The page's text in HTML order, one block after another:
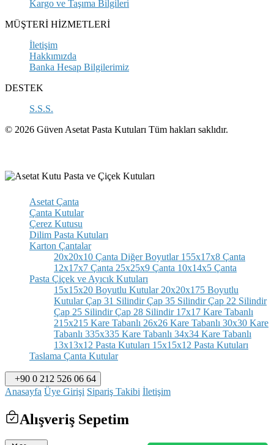
Kargo ve Taşıma Bilgileri
MÜŞTERİ HİZMETLERİ
İletişim
Hakkımızda
Banka Hesap Bilgilerimiz
DESTEK
S.S.S.
© 2026 Güven Asetat Pasta Kutuları Tüm hakları saklıdır.
Asetat Çanta
Çanta Kutular
Çerez Kutusu
Dilim Pasta Kutuları
Karton Çantalar
20x20x10 Çanta Diğer Boyutlar155x17x8 Çanta
12x17x7 Çanta 25x25x9 Çanta 10x14x5 Çanta
Pasta Çiçek ve Ayıcık Kutuları
15x15x20 Boyutlu Kutular20x20x175 Boyutlu
KutularÇap 31 SilindirÇap 35 SilindirÇap 22 Silindir
Çap 25 SilindirÇap 28 Silindir17x17 Kare Tabanlı
215x215 Kare Tabanlı 26x26 Kare Tabanlı 30x30 Kare
Tabanlı 335x335 Kare Tabanlı 34x34 Kare Tabanlı
13x13x12 Pasta Kutuları 15x15x12 Pasta Kutuları
Taslama Çanta Kutular
+90 0 212 526 06 64
Anasayfa Üye Girişi Sipariş Takibi İletişim
Alışveriş Sepetim